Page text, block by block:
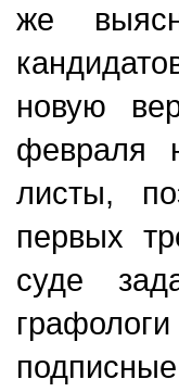
же
новую
февраля
листы,
первых
суде